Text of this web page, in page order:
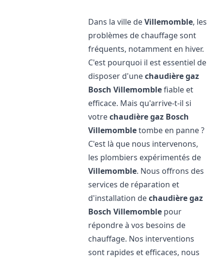
Dans la ville deVillemomble, les
problèmes de chauffage sont
fréquents, notamment en hiver.
C'est pourquoi il est essentiel de
disposer d'unechaudière gaz
Bosch Villemomblefiable et
efficace. Mais qu'arrive-t-il si
votrechaudière gaz Bosch
Villemombletombe en panne ?
C'est là que nous intervenons,
les plombiers expérimentés de
Villemomble. Nous offrons des
services de réparation et
d'installation dechaudière gaz
Bosch Villemomble pour
répondre à vos besoins de
chauffage. Nos interventions
sont rapides et efficaces, nous